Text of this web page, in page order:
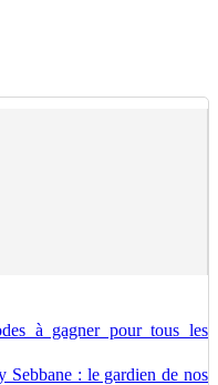
à gagner pour tous les
Sebbane : le gardien de nos